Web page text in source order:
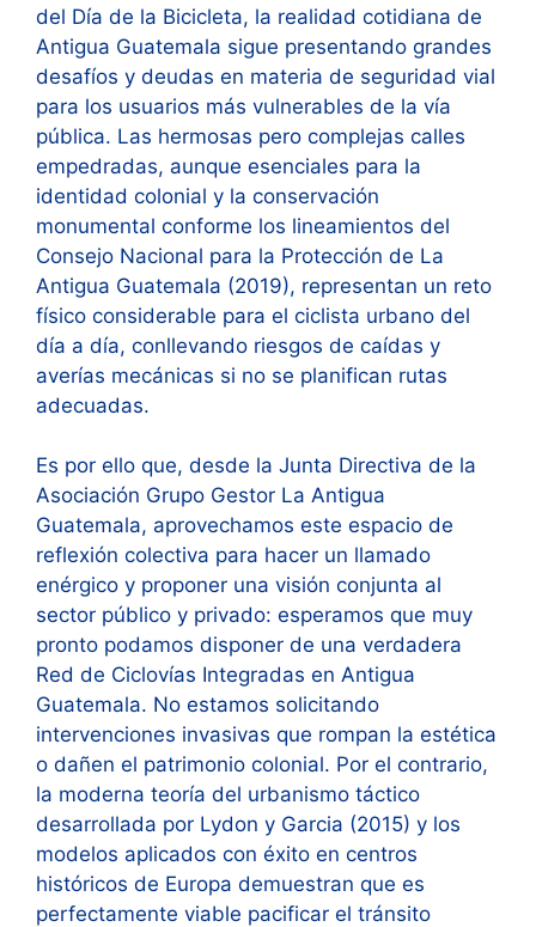
del Día de la Bicicleta, la realidad cotidiana de
Antigua Guatemala sigue presentando grandes
desafíos y deudas en materia de seguridad vial
para los usuarios más vulnerables de la vía
pública. Las hermosas pero complejas calles
empedradas, aunque esenciales para la
identidad colonial y la conservación
monumental conforme los lineamientos del
Consejo Nacional para la Protección de La
Antigua Guatemala (2019), representan un reto
físico considerable para el ciclista urbano del
día a día, conllevando riesgos de caídas y
averías mecánicas si no se planifican rutas
adecuadas.
Es por ello que, desde la Junta Directiva de la
Asociación Grupo Gestor La Antigua
Guatemala, aprovechamos este espacio de
reflexión colectiva para hacer un llamado
enérgico y proponer una visión conjunta al
sector público y privado: esperamos que muy
pronto podamos disponer de una verdadera
Red de Ciclovías Integradas en Antigua
Guatemala. No estamos solicitando
intervenciones invasivas que rompan la estética
o dañen el patrimonio colonial. Por el contrario,
la moderna teoría del urbanismo táctico
desarrollada por Lydon y Garcia (2015) y los
modelos aplicados con éxito en centros
históricos de Europa demuestran que es
perfectamente viable pacificar el tránsito